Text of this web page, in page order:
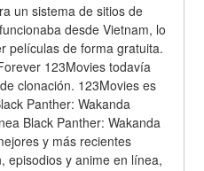
un sistema de sitios de
desde Vietnam, lo
películas de forma gratuita.
123Movies todavía
clonación. 123Movies es
Panther: Wakanda
Black Panther: Wakanda
y más recientes
episodios y anime en línea,